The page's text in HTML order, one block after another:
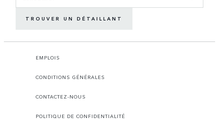
TROUVER UN DÉTAILLANT
EMPLOIS
CONDITIONS GÉNÉRALES
CONTACTEZ-NOUS
POLITIQUE DE CONFIDENTIALITÉ